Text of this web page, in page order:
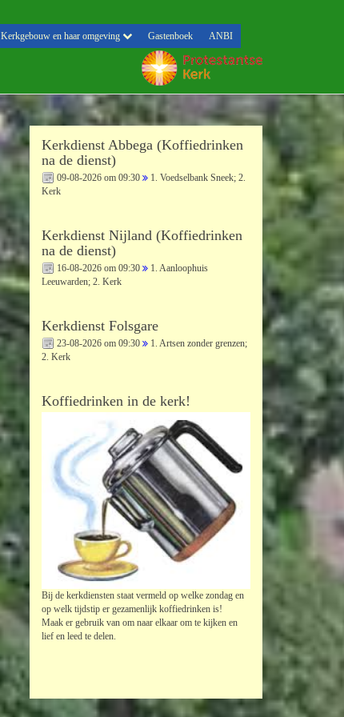
Kerkgebouw en haar omgeving Gastenboek ANBI
Kerkdienst Abbega (Koffiedrinken
na de dienst)
09-08-2026 om 09:30
1. Voedselbank Sneek; 2.
Kerk
Kerkdienst Nijland (Koffiedrinken
na de dienst)
16-08-2026 om 09:30
1. Aanloophuis
Leeuwarden; 2. Kerk
Kerkdienst Folsgare
23-08-2026 om 09:30
1. Artsen zonder grenzen;
2. Kerk
Koffiedrinken in de kerk!
Bij de kerkdiensten staat vermeld op welke zondag en
op welk tijdstip er gezamenlijk koffiedrinken is!
Maak er gebruik van om naar elkaar om te kijken en
lief en leed te delen.